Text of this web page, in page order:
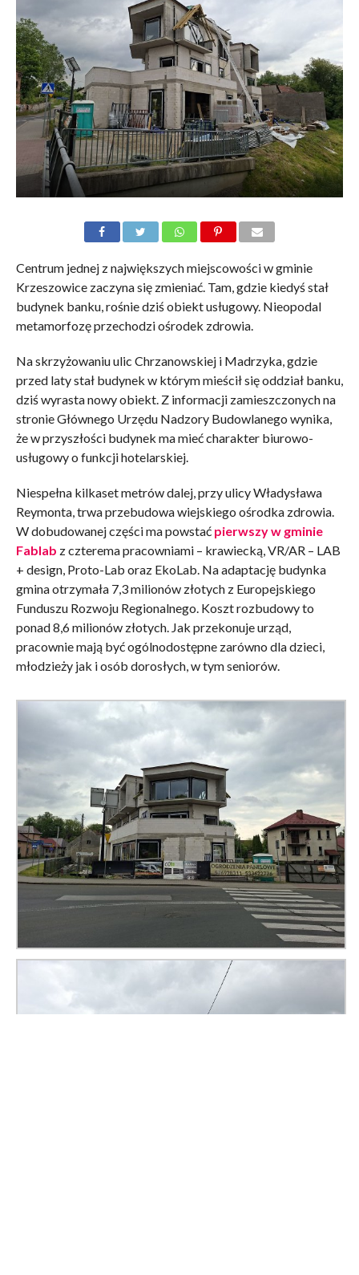
Centrum jednej z największych miejscowości w gminie
Krzeszowice zaczyna się zmieniać. Tam, gdzie kiedyś stał
budynek banku, rośnie dziś obiekt usługowy. Nieopodal
metamorfozę przechodzi ośrodek zdrowia.
Na skrzyżowaniu ulic Chrzanowskiej i Madrzyka, gdzie
przed laty stał budynek w którym mieścił się oddział banku,
dziś wyrasta nowy obiekt. Z informacji zamieszczonych na
stronie Głównego Urzędu Nadzory Budowlanego wynika,
że w przyszłości budynek ma mieć charakter biurowo-
usługowy o funkcji hotelarskiej.
Niespełna kilkaset metrów dalej, przy ulicy Władysława
Reymonta, trwa przebudowa wiejskiego ośrodka zdrowia.
W dobudowanej części ma powstać pierwszy w gminie
Fablab z czterema pracowniami – krawiecką, VR/AR – LAB
+ design, Proto-Lab oraz EkoLab. Na adaptację budynka
gmina otrzymała 7,3 milionów złotych z Europejskiego
Funduszu Rozwoju Regionalnego. Koszt rozbudowy to
ponad 8,6 milionów złotych. Jak przekonuje urząd,
pracownie mają być ogólnodostępne zarówno dla dzieci,
młodzieży jak i osób dorosłych, w tym seniorów.